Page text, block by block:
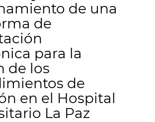
de una
de
para la
de los
de
en el Hospital
La Paz